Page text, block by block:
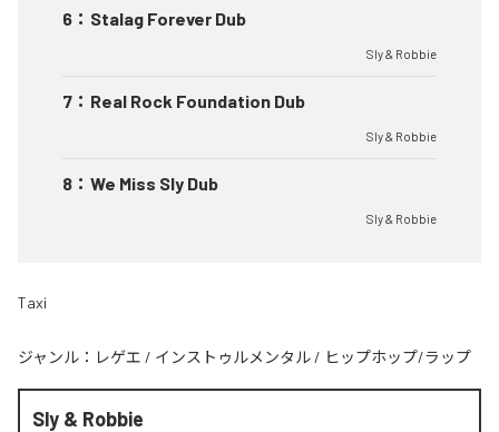
6 ： Stalag Forever Dub
Sly & Robbie
7 ： Real Rock Foundation Dub
Sly & Robbie
8 ： We Miss Sly Dub
Sly & Robbie
Taxi
ジャンル： レゲエ / インストゥルメンタル / ヒップホップ/ラップ
Sly & Robbie